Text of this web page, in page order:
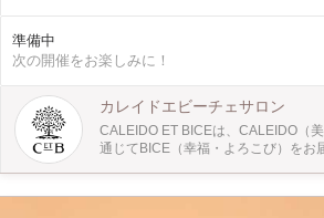
レゼント用としても大変喜ばれます。 貴方だけのオリジナルサシェで、春を彩
ってみませんか？(2個制作)
準備中
次の開催をお楽しみに！
カレイドエビーチェサロン
CALEIDO ET BICEは、CALEIDO（
通じてBICE（幸福・よろこび）をお